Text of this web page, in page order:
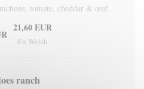
tomate, cheddar & œuf
21,60 EUR
En Welsh
ranch